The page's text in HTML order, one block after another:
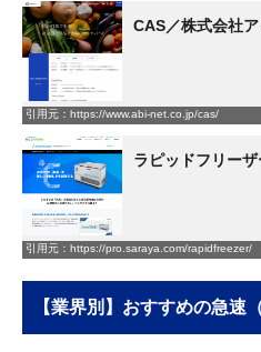
CAS／株式会社
引用元：https://www.abi-net.co.jp/cas/
ラピッドフリー
引用元：https://pro.saraya.com/rapidfreezer/
【業界別】おすすめの急速